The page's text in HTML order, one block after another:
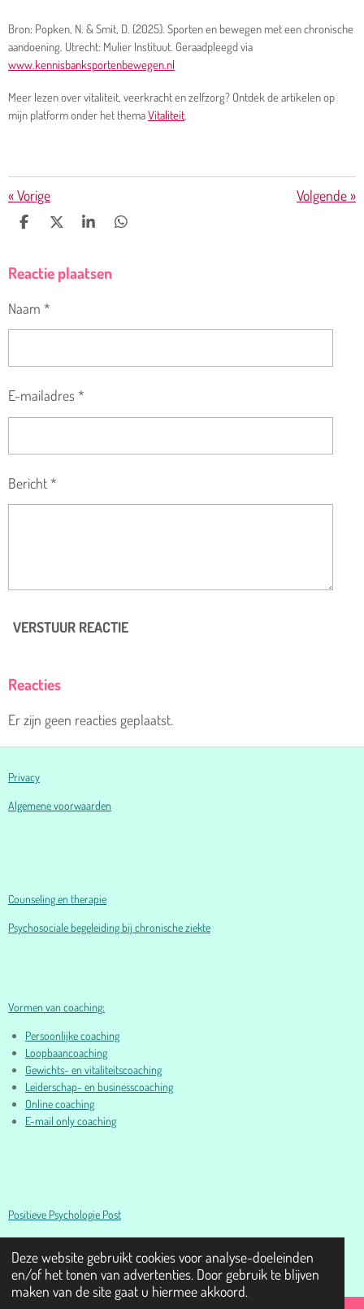
Deze website gebruikt cookies voor analyse-doeleinden
en/of het tonen van advertenties. Door gebruik te blijven
maken van de site gaat u hiermee akkoord.
Bron: Popken, N. & Smit, D. (2025). Sporten en bewegen met een chronische
aandoening. Utrecht: Mulier Instituut. Geraadpleegd via
www.kennisbanksportenbewegen.nl
Meer lezen over vitaliteit, veerkracht en zelfzorg? Ontdek de artikelen op
mijn platform onder het themaVitaliteit
«Vorige Volgende»
D
E
D
L
S
R
D
Reactie plaatsen
Naam *
E-mailadres *
Bericht *
VERSTUUR REACTIE
Reacties
Er zijn geen reacties geplaatst.
Privacy
Algemene voorwaarden
Counseling en therapie
Psychosociale begeleiding bij chronische ziekte
Vormen van coaching:
Persoonlijke coaching
Loopbaancoaching
Gewichts- en vitaliteitscoaching
Leiderschap- en businesscoaching
Online coaching
E-mail only coaching
Positieve Psychologie Post
© 2016-2026 Psychologie- en Coachpraktijk Esther Oosterling I
www.estheroosterling.nl